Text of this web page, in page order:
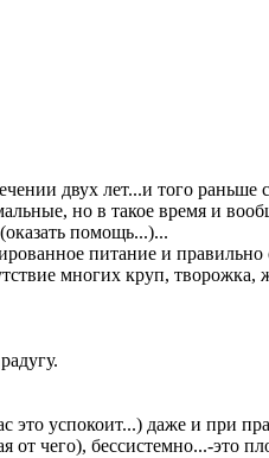
двух лет...и того
но в такое время и
помощь...)...
питание и
многих круп,
это успокоит...) даже и при
от чего), бессистемно...-это